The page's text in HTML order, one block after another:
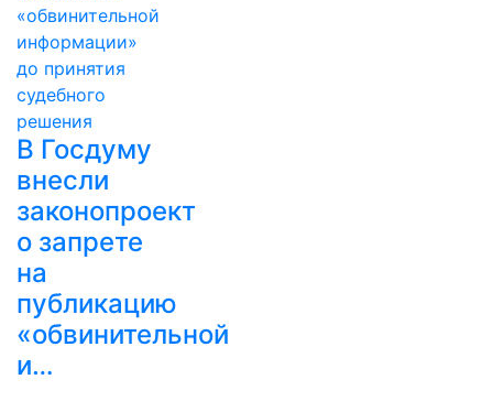
В Госдуму
внесли
законопроект
о запрете
на
публикацию
«обвинительной
и…